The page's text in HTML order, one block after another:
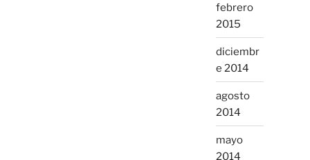
febrero
2015
diciembr
e 2014
agosto
2014
mayo
2014